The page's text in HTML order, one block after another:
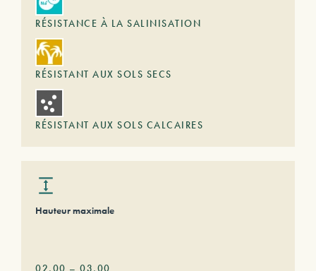
RÉSISTANCE À LA SALINISATION
RÉSISTANT AUX SOLS SECS
RÉSISTANT AUX SOLS CALCAIRES
Hauteur maximale
02,00 – 03,00